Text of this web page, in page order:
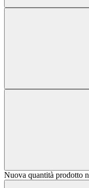
Nuova quantità prodotto